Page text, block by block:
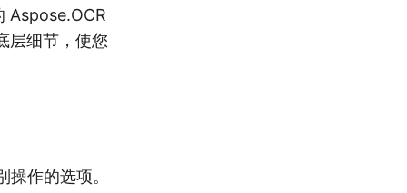
Aspose.OCR
层细节，使您
作的选项。